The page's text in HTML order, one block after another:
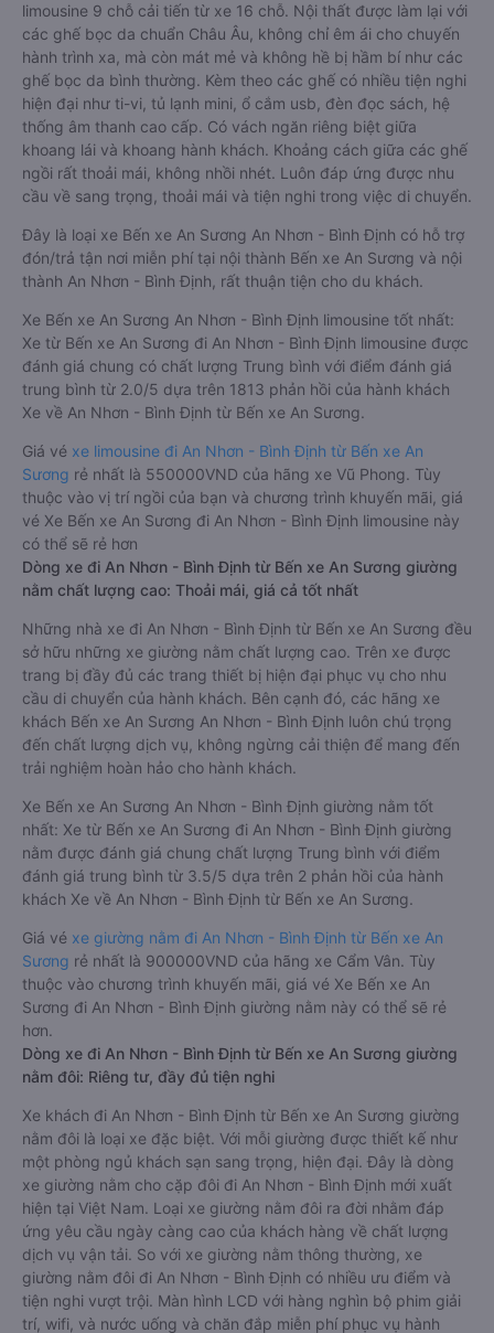
limousine 9 chỗ cải tiến từ xe 16 chỗ. Nội thất được làm lại với
các ghế bọc da chuẩn Châu Âu, không chỉ êm ái cho chuyến
hành trình xa, mà còn mát mẻ và không hề bị hầm bí như các
ghế bọc da bình thường. Kèm theo các ghế có nhiều tiện nghi
hiện đại như ti-vi, tủ lạnh mini, ổ cắm usb, đèn đọc sách, hệ
thống âm thanh cao cấp. Có vách ngăn riêng biệt giữa
khoang lái và khoang hành khách. Khoảng cách giữa các ghế
ngồi rất thoải mái, không nhồi nhét. Luôn đáp ứng được nhu
cầu về sang trọng, thoải mái và tiện nghi trong việc di chuyển.
Đây là loại xe Bến xe An Sương An Nhơn - Bình Định có hỗ trợ
đón/trả tận nơi miễn phí tại nội thành Bến xe An Sương và nội
thành An Nhơn - Bình Định, rất thuận tiện cho du khách.
Xe Bến xe An Sương An Nhơn - Bình Định limousine tốt nhất:
Xe từ Bến xe An Sương đi An Nhơn - Bình Định limousine được
đánh giá chung có chất lượng Trung bình với điểm đánh giá
trung bình từ 2.0/5 dựa trên 1813 phản hồi của hành khách
Xe về An Nhơn - Bình Định từ Bến xe An Sương.
Giá vé xe limousine đi An Nhơn - Bình Định từ Bến xe An
Sương rẻ nhất là 550000VND của hãng xe Vũ Phong. Tùy
thuộc vào vị trí ngồi của bạn và chương trình khuyến mãi, giá
vé Xe Bến xe An Sương đi An Nhơn - Bình Định limousine này
có thể sẽ rẻ hơn
Dòng xe đi An Nhơn - Bình Định từ Bến xe An Sương giường
nằm chất lượng cao: Thoải mái, giá cả tốt nhất
Những nhà xe đi An Nhơn - Bình Định từ Bến xe An Sương đều
sở hữu những xe giường nằm chất lượng cao. Trên xe được
trang bị đầy đủ các trang thiết bị hiện đại phục vụ cho nhu
cầu di chuyển của hành khách. Bên cạnh đó, các hãng xe
khách Bến xe An Sương An Nhơn - Bình Định luôn chú trọng
đến chất lượng dịch vụ, không ngừng cải thiện để mang đến
trải nghiệm hoàn hảo cho hành khách.
Xe Bến xe An Sương An Nhơn - Bình Định giường nằm tốt
nhất: Xe từ Bến xe An Sương đi An Nhơn - Bình Định giường
nằm được đánh giá chung chất lượng Trung bình với điểm
đánh giá trung bình từ 3.5/5 dựa trên 2 phản hồi của hành
khách Xe về An Nhơn - Bình Định từ Bến xe An Sương.
Giá vé xe giường nằm đi An Nhơn - Bình Định từ Bến xe An
Sương rẻ nhất là 900000VND của hãng xe Cẩm Vân. Tùy
thuộc vào chương trình khuyến mãi, giá vé Xe Bến xe An
Sương đi An Nhơn - Bình Định giường nằm này có thể sẽ rẻ
hơn.
Dòng xe đi An Nhơn - Bình Định từ Bến xe An Sương giường
nằm đôi: Riêng tư, đầy đủ tiện nghi
Xe khách đi An Nhơn - Bình Định từ Bến xe An Sương giường
nằm đôi là loại xe đặc biệt. Với mỗi giường được thiết kế như
một phòng ngủ khách sạn sang trọng, hiện đại. Đây là dòng
xe giường nằm cho cặp đôi đi An Nhơn - Bình Định mới xuất
hiện tại Việt Nam. Loại xe giường nằm đôi ra đời nhằm đáp
ứng yêu cầu ngày càng cao của khách hàng về chất lượng
dịch vụ vận tải. So với xe giường nằm thông thường, xe
giường nằm đôi đi An Nhơn - Bình Định có nhiều ưu điểm và
tiện nghi vượt trội. Màn hình LCD với hàng nghìn bộ phim giải
trí, wifi, và nước uống và chăn đắp miễn phí phục vụ hành